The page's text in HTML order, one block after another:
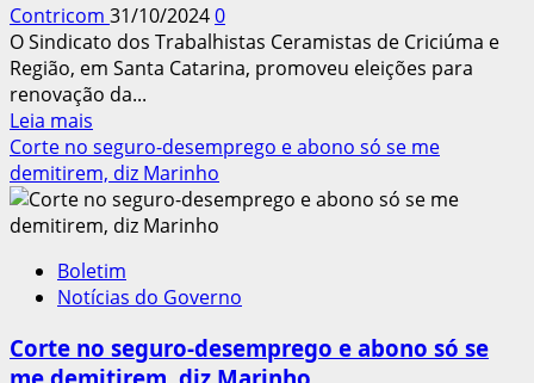
Contricom 31/10/20240
O Sindicato dos Trabalhistas Ceramistas de Criciúma e
Região, em Santa Catarina, promoveu eleições para
renovação da...
Leia mais
mais
sobre
Sindicato
dos
Ceramistas
de
(SC)
Corte no seguro-desemprego e abono só se me
demitirem, diz Marinho
Boletim
Notícias do Governo
Corte no seguro-desemprego e abono só se